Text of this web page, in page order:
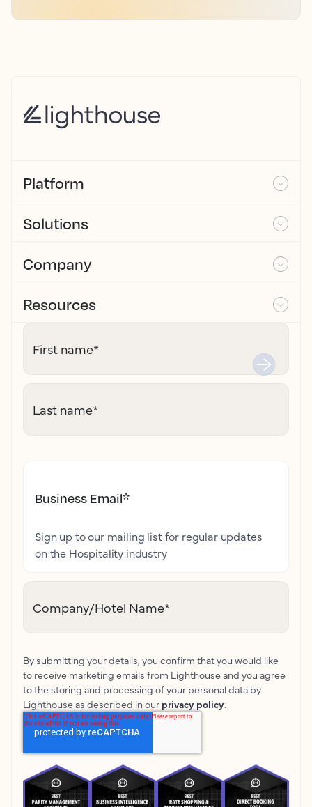
Platform
Solutions
Company
Resources
First name*
Last name*
Business Email*
Sign up to our mailing list for regular updates
on the Hospitality industry
Company/Hotel Name*
By submitting your details, you confirm that you would like
to receive marketing emails from Lighthouse and you agree
to the storing and processing of your personal data by
Lighthouse as described in our privacy policy.